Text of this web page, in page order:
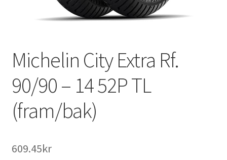
Michelin City Extra Rf.
90/90 – 14 52P TL
(fram/bak)
609.45kr